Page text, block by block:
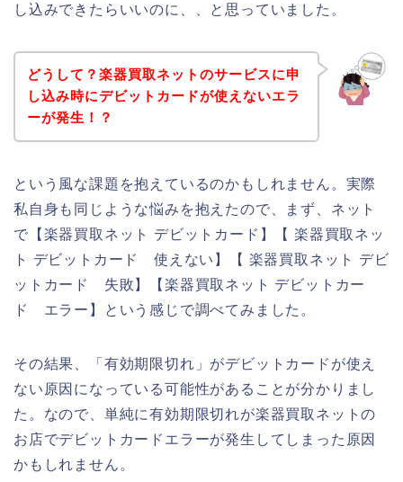
し込みできたらいいのに、、と思っていました。
どうして？楽器買取ネットのサービスに申
し込み時にデビットカードが使えないエラ
ーが発生！？
という風な課題を抱えているのかもしれません。実際
私自身も同じような悩みを抱えたので、まず、ネット
で【楽器買取ネット デビットカード】【 楽器買取ネッ
ト デビットカード 使えない】【 楽器買取ネット デビ
ットカード 失敗】【楽器買取ネット デビットカー
ド エラー】という感じで調べてみました。
その結果、「有効期限切れ」がデビットカードが使え
ない原因になっている可能性があることが分かりまし
た。なので、単純に有効期限切れが楽器買取ネットの
お店でデビットカードエラーが発生してしまった原因
かもしれません。